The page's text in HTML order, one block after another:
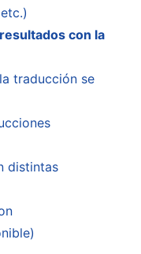
con la
traducción se
distintas